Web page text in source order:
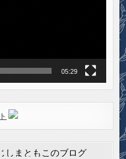
05:29
まともこのブログ